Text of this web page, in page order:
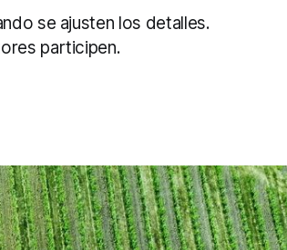
se ajusten los detalles.
participen.